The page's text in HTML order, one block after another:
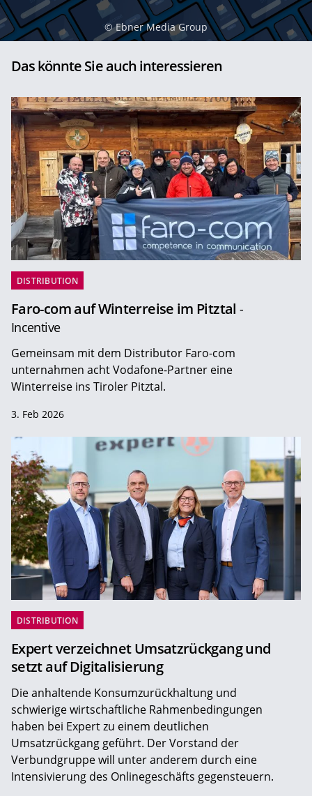
© Ebner Media Group
Das könnte Sie auch interessieren
DISTRIBUTION
Faro-com auf Winterreise im Pitztal -
Incentive
Gemeinsam mit dem Distributor Faro-com
unternahmen acht Vodafone-Partner eine
Winterreise ins Tiroler Pitztal.
3. Feb 2026
DISTRIBUTION
Expert verzeichnet Umsatzrückgang und
setzt auf Digitalisierung
Die anhaltende Konsumzurückhaltung und
schwierige wirtschaftliche Rahmenbedingungen
haben bei Expert zu einem deutlichen
Umsatzrückgang geführt. Der Vorstand der
Verbundgruppe will unter anderem durch eine
Intensivierung des Onlinegeschäfts gegensteuern.